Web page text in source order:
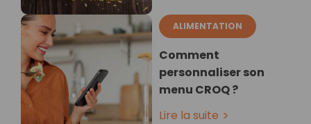
ALIMENTATION
Comment
personnaliser son
menu CROQ ?
Lire la suite